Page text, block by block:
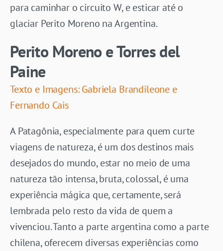
para caminhar o circuito W, e esticar até o
glaciar Perito Moreno na Argentina.
Perito Moreno e Torres del
Paine
Texto e Imagens: Gabriela Brandileone e
Fernando Cais
A Patagônia, especialmente para quem curte
viagens de natureza, é um dos destinos mais
desejados do mundo, estar no meio de uma
natureza tão intensa, bruta, colossal, é uma
experiência mágica que, certamente, será
lembrada pelo resto da vida de quem a
vivenciou. Tanto a parte argentina como a parte
chilena, oferecem diversas experiências como